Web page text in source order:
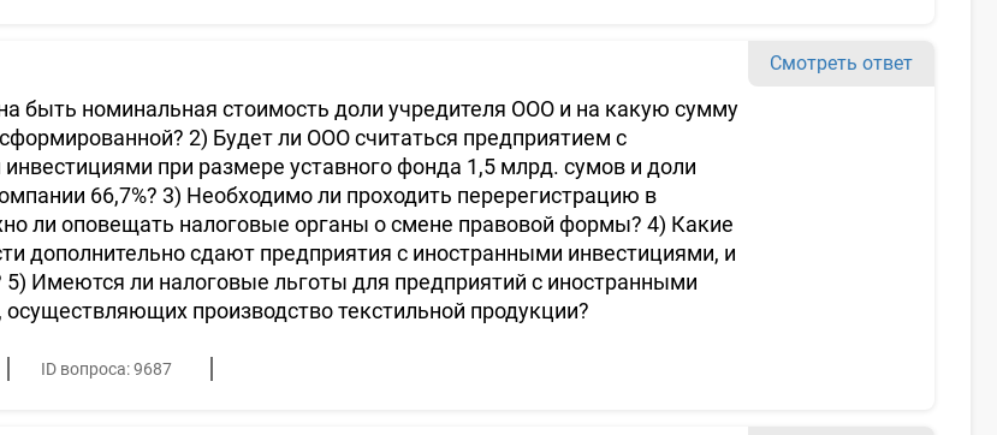
быть номинальная стоимость доли учредителя ООО и на какую сумму
2) Будет ли ООО считаться предприятием с
при размере уставного фонда 1,5 млрд. сумов и доли
66,7%? 3) Необходимо ли проходить перерегистрацию в
ли оповещать налоговые органы о смене правовой формы? 4) Какие
дополнительно сдают предприятия с иностранными инвестициями, и
5) Имеются ли налоговые льготы для предприятий с иностранными
производство текстильной продукции?
ID вопроса: 9687
Смотреть ответ